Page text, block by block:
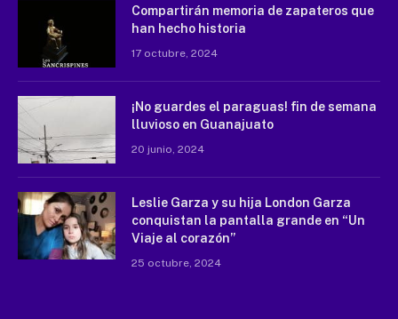
Compartirán memoria de zapateros que
han hecho historia
17 octubre, 2024
¡No guardes el paraguas! fin de semana
lluvioso en Guanajuato
20 junio, 2024
Leslie Garza y su hija London Garza
conquistan la pantalla grande en “Un
Viaje al corazón”
25 octubre, 2024